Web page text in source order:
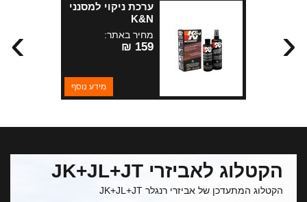
ערכת ניקוי למסנני
K&N
מחיר באתר:
159 ₪
מידע נוסף
› ‹
הקטלוג לאביזרי JK+JL+JT
הקטלוג המתעדכן של אביזרי רנגלר JK+JL+JT